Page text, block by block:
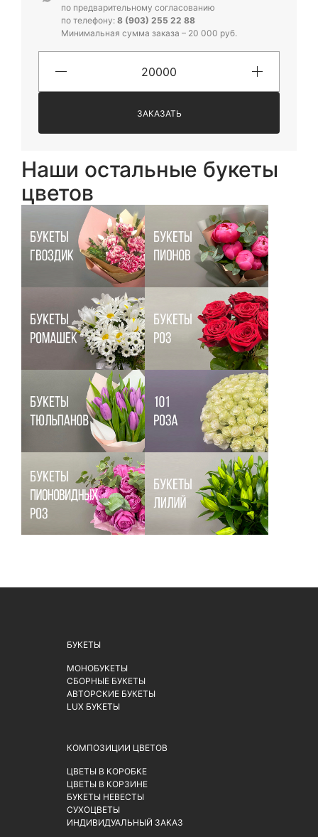
по предварительному согласованию
по телефону: 8 (903) 255 22 88
Минимальная сумма заказа – 20 000 руб.
ЗАКАЗАТЬ
Наши остальные букеты
цветов
БУКЕТЫ
МОНОБУКЕТЫ
СБОРНЫЕ БУКЕТЫ
АВТОРСКИЕ БУКЕТЫ
LUX БУКЕТЫ
КОМПОЗИЦИИ ЦВЕТОВ
ЦВЕТЫ В КОРОБКЕ
ЦВЕТЫ В КОРЗИНЕ
БУКЕТЫ НЕВЕСТЫ
СУХОЦВЕТЫ
ИНДИВИДУАЛЬНЫЙ ЗАКАЗ